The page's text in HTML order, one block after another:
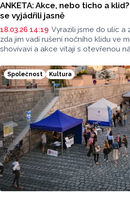
ANKETA: Akce, nebo ticho a
se vyjádřili jasně
18.03.26 14:19 Vyrazili jsme do ulic a
zda jim vadí rušení nočního klidu ve
shovívaví a akce vítají s otevřenou
Společnost Kultura